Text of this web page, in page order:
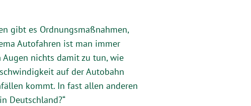
gibt es Ordnungsmaßnahmen,
Autofahren ist man immer
nichts damit zu tun, wie
auf der Autobahn
kommt. In fast allen anderen
Deutschland?“